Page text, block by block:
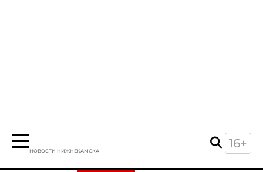
НОВОСТИ НИЖНЕКАМСКА
16+